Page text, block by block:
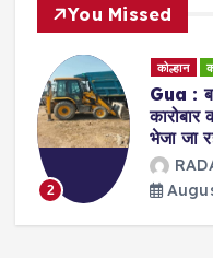
You Missed
कोल्हान
भविष्य